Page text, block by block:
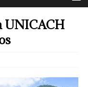
UNICACH